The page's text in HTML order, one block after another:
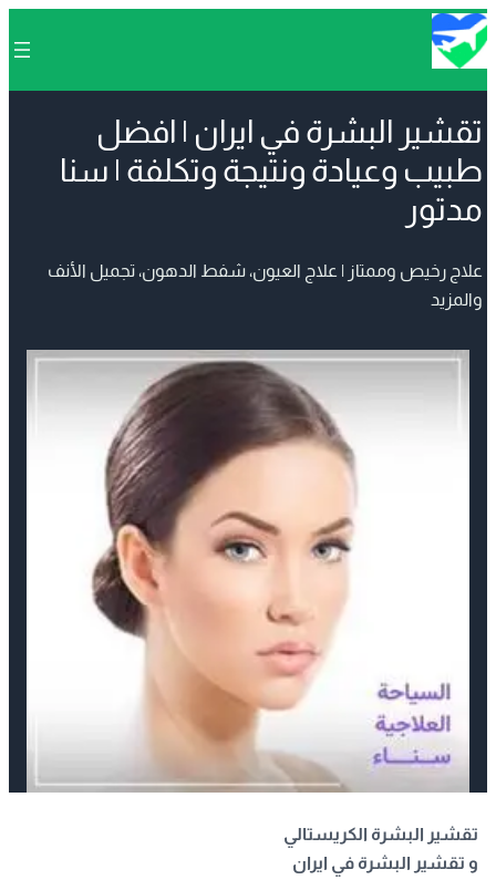
تقشير البشرة في ايران | افضل
طبيب وعيادة ونتيجة وتكلفة | سنا
مدتور
علاج رخيص وممتاز | علاج العيون، شفط الدهون، تجميل الأنف
والمزيد
تقشير البشرة الكريستالي
و تقشير البشرة في ايران